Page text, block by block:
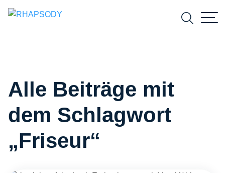
Suchen
Alle Beiträge mit
dem Schlagwort
„Friseur“